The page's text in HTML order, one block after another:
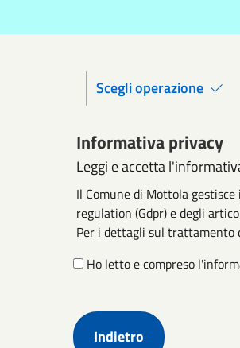
Scegli operazione
Informativa privacy
Leggi e accetta
Il Comune di Mottola
regulation (Gdpr) e degli
Per i dettagli sul trattamento
Ho letto e compreso
Indietro